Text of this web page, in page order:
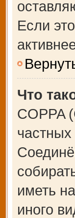
Если
Что
COPPA
частных
иметь
иного